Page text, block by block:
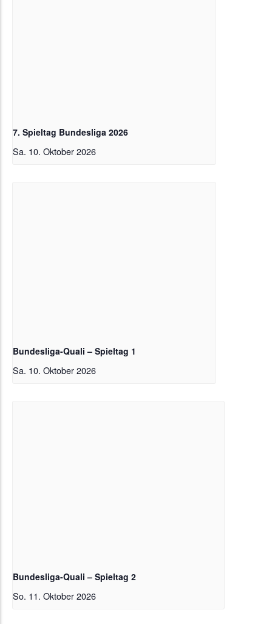
7. Spieltag Bundesliga 2026
Sa. 10. Oktober 2026
Bundesliga-Quali – Spieltag 1
Sa. 10. Oktober 2026
Bundesliga-Quali – Spieltag 2
So. 11. Oktober 2026